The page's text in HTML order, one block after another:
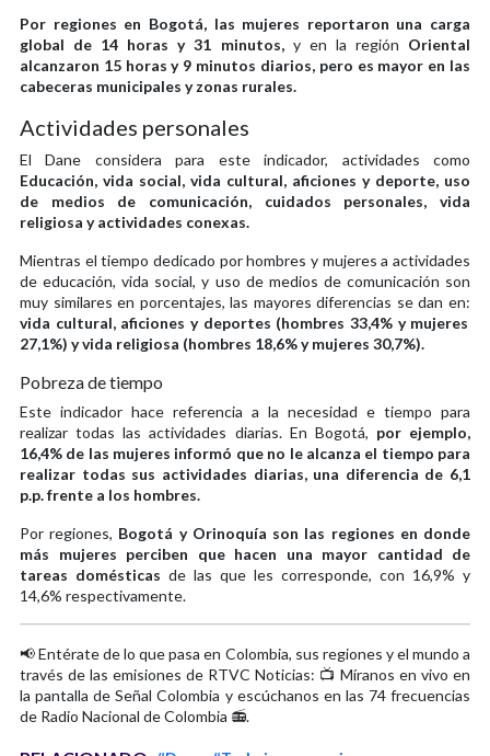
Por regiones en Bogotá, las mujeres reportaron una carga
global de 14 horas y 31 minutos,y en la región Oriental
alcanzaron 15 horas y 9 minutos diarios, pero es mayor en las
cabeceras municipales y zonas rurales.
Actividades personales
El Dane considera para este indicador, actividades como
Educación, vida social, vida cultural, aficiones y deporte, uso
de medios de comunicación, cuidados personales, vida
religiosa y actividades conexas.
Mientras el tiempo dedicado por hombres y mujeres a actividades
de educación, vida social, y uso de medios de comunicación son
muy similares en porcentajes, las mayores diferencias se dan en:
vida cultural, aficiones y deportes (hombres 33,4% y mujeres
27,1%) y vida religiosa (hombres 18,6% y mujeres 30,7%).
Pobreza de tiempo
Este indicador hace referencia a la necesidad e tiempo para
realizar todas las actividades diarias. En Bogotá, por ejemplo,
16,4% de las mujeres informó que no le alcanza el tiempo para
realizar todas sus actividades diarias, una diferencia de 6,1
p.p. frente a los hombres.
Por regiones, Bogotá y Orinoquía son las regiones en donde
más mujeres perciben que hacen una mayor cantidad de
tareas domésticas de las que les corresponde, con 16,9% y
14,6% respectivamente.
📢 Entérate de lo que pasa en Colombia, sus regiones y el mundo a
través de las emisiones de RTVC Noticias: 📺 Míranos en vivo en
la pantalla de Señal Colombia y escúchanos en las 74 frecuencias
de Radio Nacional de Colombia 📻.